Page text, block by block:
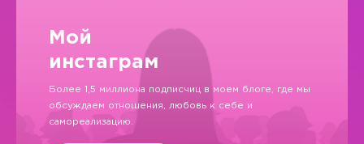
Мой
инстаграм
Более 1,5 миллиона подписчиц в моем блоге, где мы
обсуждаем отношения, любовь к себе и
самореализацию.